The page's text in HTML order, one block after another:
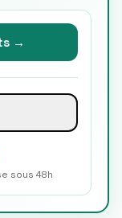
→
sous 48h